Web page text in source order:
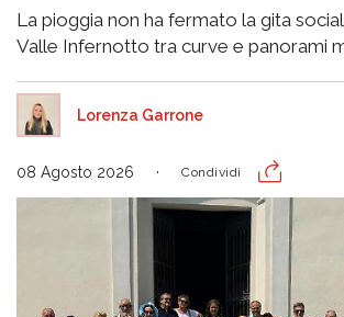
La pioggia non ha fermato la gita
Valle Infernotto tra curve e panorami
Lorenza Garrone
08 Agosto 2026 Condividi